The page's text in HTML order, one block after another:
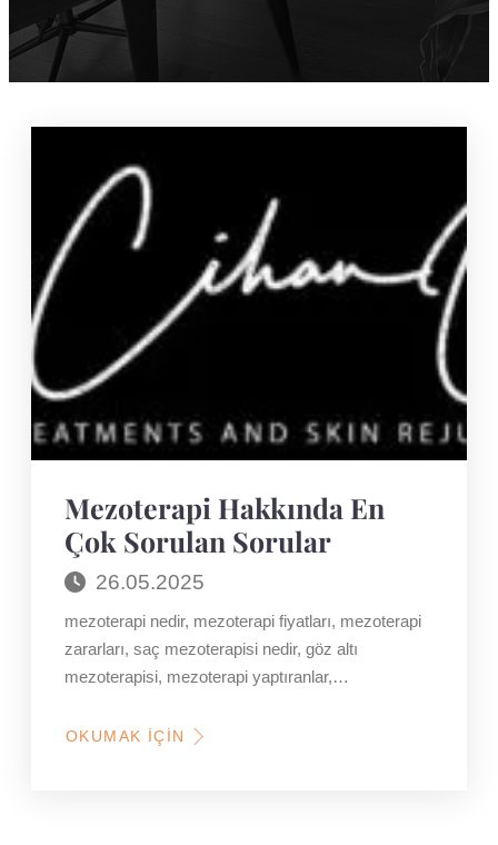
Mezoterapi Hakkında En
Çok Sorulan Sorular
26.05.2025
mezoterapi nedir, mezoterapi fiyatları, mezoterapi
zararları, saç mezoterapisi nedir, göz altı
mezoterapisi, mezoterapi yaptıranlar,…
OKUMAK İÇIN
HAKKINDA